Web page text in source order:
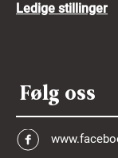
Ledige stillinger
Følg oss